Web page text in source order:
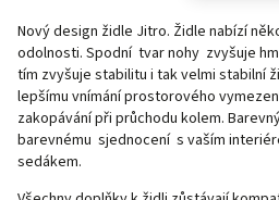
Nový design židle Jitro. Židle nabízí
odolnosti. Spodní tvar nohy zvyšuje
tím zvyšuje stabilitu i tak velmi stabilní
lepšímu vnímání prostorového
zakopávání při průchodu kolem.
barevnému sjednocení s vaším
sedákem.